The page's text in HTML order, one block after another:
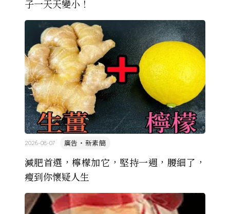
子一天天變小！
減肥首選，檸檬加它，堅持一週，腰細了，
瘦到你懷疑人生
廣告・新素簡
2026-08-07